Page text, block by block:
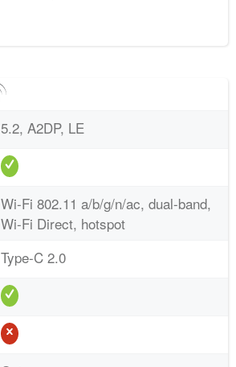
5.2, A2DP, LE
Wi-Fi 802.11 a/b/g/n/ac, dual-band,
Wi-Fi Direct, hotspot
Type-C 2.0